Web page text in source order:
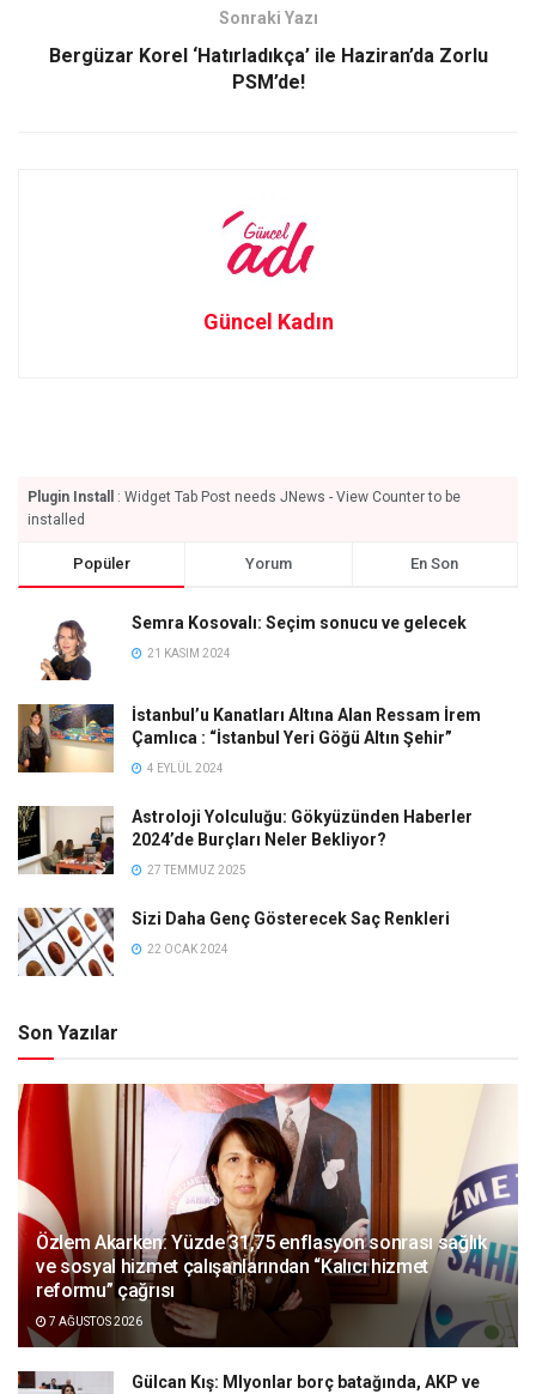
Sonraki Yazı
Bergüzar Korel ‘Hatırladıkça’ ile Haziran’da Zorlu
PSM’de!
Güncel Kadın
Plugin Install
: Widget Tab Post needs JNews - View Counter to be
installed
Popüler Yorum En Son
Semra Kosovalı: Seçim sonucu ve gelecek
21 KASIM 2024
İstanbul’u Kanatları Altına Alan Ressam İrem
Çamlıca : “İstanbul Yeri Göğü Altın Şehir”
4 EYLÜL 2024
Astroloji Yolculuğu: Gökyüzünden Haberler
2024’de Burçları Neler Bekliyor?
27 TEMMUZ 2025
Sizi Daha Genç Gösterecek Saç Renkleri
22 OCAK 2024
Son Yazılar
Özlem Akarken: Yüzde 31,75 enflasyon sonrası sağlık
ve sosyal hizmet çalışanlarından “Kalıcı hizmet
reformu” çağrısı
7 AĞUSTOS 2026
Gülcan Kış: Mlyonlar borç batağında, AKP ve